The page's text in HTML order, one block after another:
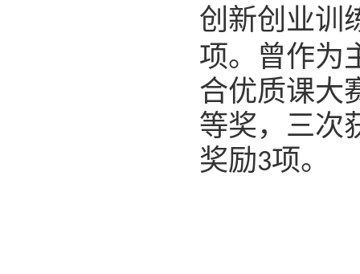
创新创业训
项。曾作为
合优质课大
等奖，三次
奖励3项。